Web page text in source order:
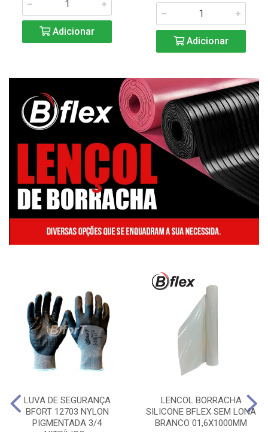
Adicionar
Adicionar
LUVA DE SEGURANÇA
BFORT 12703 NYLON
PIGMENTADA 3/4
LENCOL BORRACHA
SILICONE BFLEX SEM LONA
BRANCO 01,6X1000MM